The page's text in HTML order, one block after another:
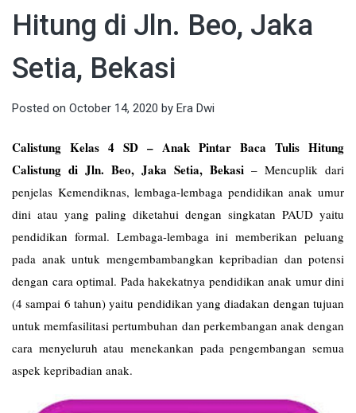
Hitung di Jln. Beo, Jaka
Setia, Bekasi
Posted on October 14, 2020 by Era Dwi
Calistung Kelas 4 SD – Anak Pintar Baca Tulis Hitung
Calistung di Jln. Beo, Jaka Setia, Bekasi – Mencuplik dari
penjelas Kemendiknas, lembaga-lembaga pendidikan anak umur
dini atau yang paling diketahui dengan singkatan PAUD yaitu
pendidikan formal. Lembaga-lembaga ini memberikan peluang
pada anak untuk mengembambangkan kepribadian dan potensi
dengan cara optimal. Pada hakekatnya pendidikan anak umur dini
(4 sampai 6 tahun) yaitu pendidikan yang diadakan dengan tujuan
untuk memfasilitasi pertumbuhan dan perkembangan anak dengan
cara menyeluruh atau menekankan pada pengembangan semua
aspek kepribadian anak.